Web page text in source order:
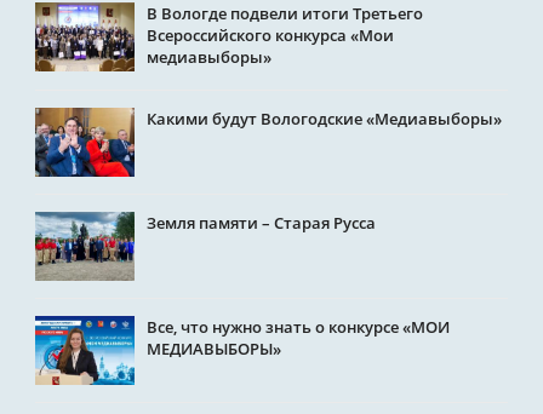
В Вологде подвели итоги Третьего
Всероссийского конкурса «Мои
медиавыборы»
Какими будут Вологодские «Медиавыборы»
Земля памяти – Старая Русса
Все, что нужно знать о конкурсе «МОИ
МЕДИАВЫБОРЫ»